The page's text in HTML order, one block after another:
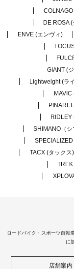
DE ROSA
ENVE (エンヴィ)
GIANT (
Lightweight (ラ
RIDLEY
SHIMANO（シ
TACX (タックス)
ロードバイク・スポーツ自
に
店舗案内